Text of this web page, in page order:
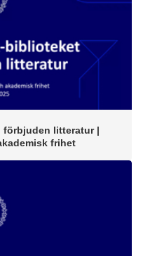
förbjuden litteratur |
frihet